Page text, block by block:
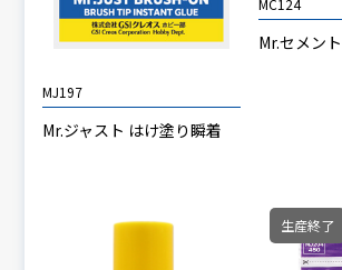
MJ197
Mr.ジャスト はけ塗り瞬着
Mr.セメント
生産終了